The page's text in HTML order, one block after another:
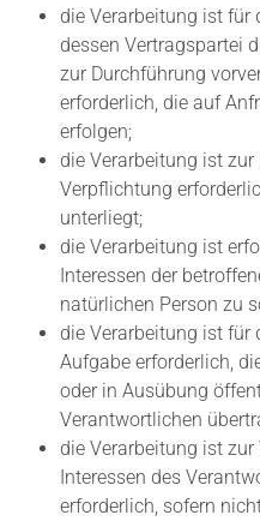
die Verarbeitung ist für
dessen Vertragspartei
zur Durchführung
erforderlich, die auf
erfolgen;
die Verarbeitung ist
Verpflichtung
unterliegt;
die Verarbeitung ist
Interessen der
natürlichen Person zu
die Verarbeitung ist für
Aufgabe erforderlich,
oder in Ausübung
Verantwortlichen
die Verarbeitung ist
Interessen des
erforderlich, sofern